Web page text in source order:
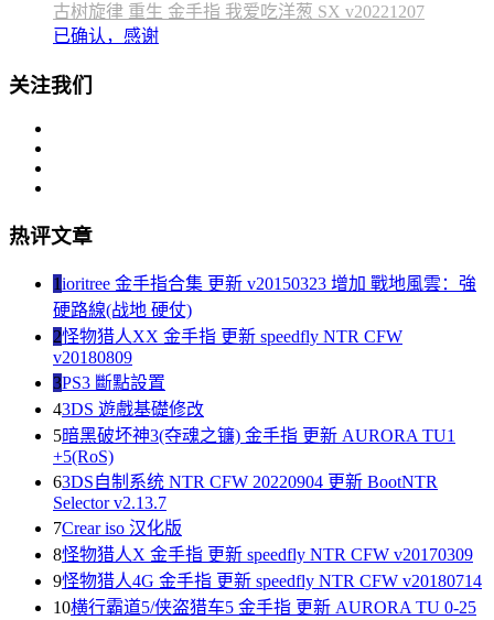
古树旋律 重生 金手指 我爱吃洋葱 SX v20221207
已确认，感谢
关注我们
热评文章
1ioritree 金手指合集 更新 v20150323 增加 戰地風雲：強
硬路線(战地 硬仗)
2怪物猎人XX 金手指 更新 speedfly NTR CFW
v20180809
3PS3 斷點設置
43DS 遊戲基礎修改
5暗黑破坏神3(夺魂之镰) 金手指 更新 AURORA TU1
+5(RoS)
63DS自制系统 NTR CFW 20220904 更新 BootNTR
Selector v2.13.7
7Crear iso 汉化版
8怪物猎人X 金手指 更新 speedfly NTR CFW v20170309
9怪物猎人4G 金手指 更新 speedfly NTR CFW v20180714
10横行霸道5/侠盗猎车5 金手指 更新 AURORA TU 0-25